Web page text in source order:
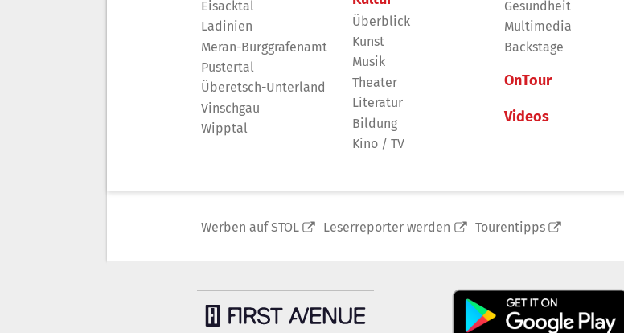
Eisacktal
Ladinien
Meran-Burggrafenamt
Pustertal
Überetsch-Unterland
Vinschgau
Wipptal
Überblick
Kunst
Musik
Theater
Literatur
Bildung
Kino / TV
Gesundheit
Multimedia
Backstage
OnTour
Videos
Werben auf STOL Leserreporter werden Tourentipps